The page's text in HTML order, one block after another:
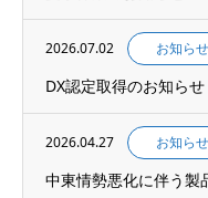
2026.07.02 お知らせ
DX認定取得のお知らせ
2026.04.27 お知らせ
中東情勢悪化に伴う製